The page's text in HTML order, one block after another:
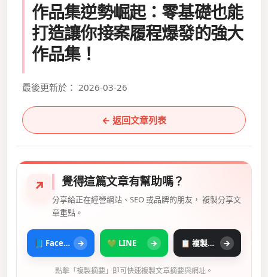
作品集逆勢崛起：零基礎也能
打造讓你接案履程爆發的強大
作品集！
最後更新於： 2026-03-26
← 返回文章列表
↗ 覺得這篇文章有幫助嗎？
分享給正在經營網站、SEO 或品牌的朋友， 複製分享文
章重點。
📘 Facebook → 💚 LINE → 📋 複製摘要 →
點擊「複製摘要」即可快速複製文章摘要與網址。